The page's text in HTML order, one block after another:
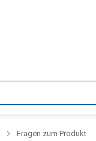
Fragen zum Produkt